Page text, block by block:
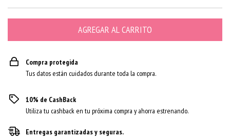
Compra protegida
Tus datos están cuidados durante toda la compra.
10% de CashBack
Utiliza tu cashback en tu próxima compra y ahorra estrenando.
Entregas garantizadas y seguras.